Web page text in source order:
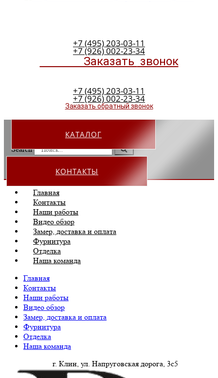
+7 (495) 203-03-11
+7 (926) 002-23-34
Заказать звонок
+7 (495) 203-03-11
+7 (926) 002-23-34
Заказать обратный звонок
КАТАЛОГ
Search
КОНТАКТЫ
Главная
Контакты
Наши работы
Видео обзор
Замер, доставка и оплата
Фурнитура
Отделка
Наша команда
Главная
Контакты
Наши работы
Видео обзор
Замер, доставка и оплата
Фурнитура
Отделка
Наша команда
г. Клин, ул. Напруговская дорога, 3с5